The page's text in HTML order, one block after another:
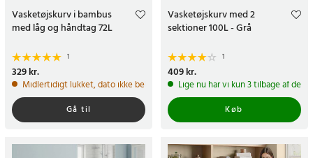
Vasketøjskurv i bambus
med låg og håndtag 72L
1
Pris:329 kr.
329 kr.
Midlertidigt lukket, dato ikke bekræftet
Gå til
Vasketøjskurv med 2
sektioner 100L - Grå
1
Pris:409 kr.
409 kr.
Lige nu har vi kun 3 tilbage af
Køb